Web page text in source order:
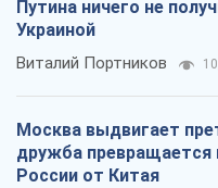
Путина ничего не
Украиной
Виталий Портников
Москва выдвигает
дружба превращается
России от Китая